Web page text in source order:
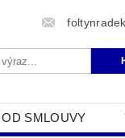
SMLOUVY